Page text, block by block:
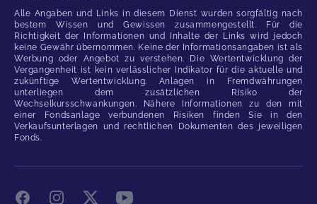
Alle Angaben und Links in diesem Dienst wurden sorgfältig nach
bestem Wissen und Gewissen zusammengestellt. Für die
Richtigkeit der Informationen und Inhalte der Links wird jedoch
keine Gewähr übernommen. Keine der Informationsangaben ist als
Werbung oder Angebot zu verstehen. Die Wertentwicklung der
Vergangenheit ist kein verlässlicher Indikator für die aktuelle und
zukünftige Wertentwicklung. Anlagen in Fremdwährungen
unterliegen dem zusätzlichen Risiko der
Wechselkursschwankungen. Nähere Informationen zu den mit
einer Fondsanlage verbundenen Risiken finden Sie in den
Verkaufsunterlagen und rechtlichen Dokumenten des jeweiligen
Fonds.
FacebookInstagram
X YouTube